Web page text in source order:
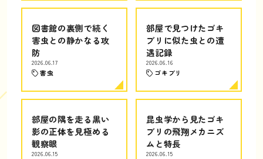
図書館の裏側で続く
害虫との静かなる攻
防
2026.06.17
害虫
部屋で見つけたゴキ
ブリに似た虫との遭
遇記録
2026.06.16
ゴキブリ
部屋の隅を走る黒い
影の正体を見極める
観察眼
2026.06.15
昆虫学から見たゴキ
ブリの飛翔メカニズ
ムと特長
2026.06.15